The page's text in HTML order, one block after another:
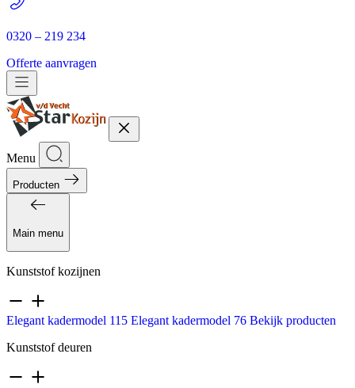
0320 – 219 234
Offerte aanvragen
Menu
Producten
Main menu
Kunststof kozijnen
Elegant kadermodel 115 Elegant kadermodel 76 Bekijk producten
Kunststof deuren